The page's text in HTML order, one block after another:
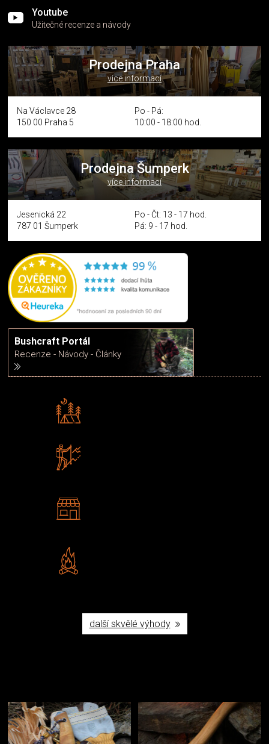
Youtube
Užitečné recenze a návody
Prodejna Praha
více informací
Na Václavce 28
150 00 Praha 5
Po - Pá:
10:00 - 18:00 hod.
Prodejna Šumperk
více informací
Jesenická 22
787 01 Šumperk
Po - Čt: 13 - 17 hod.
Pá: 9 - 17 hod.
Bushcraft Portál
Recenze - Návody - Články
další skvělé výhody